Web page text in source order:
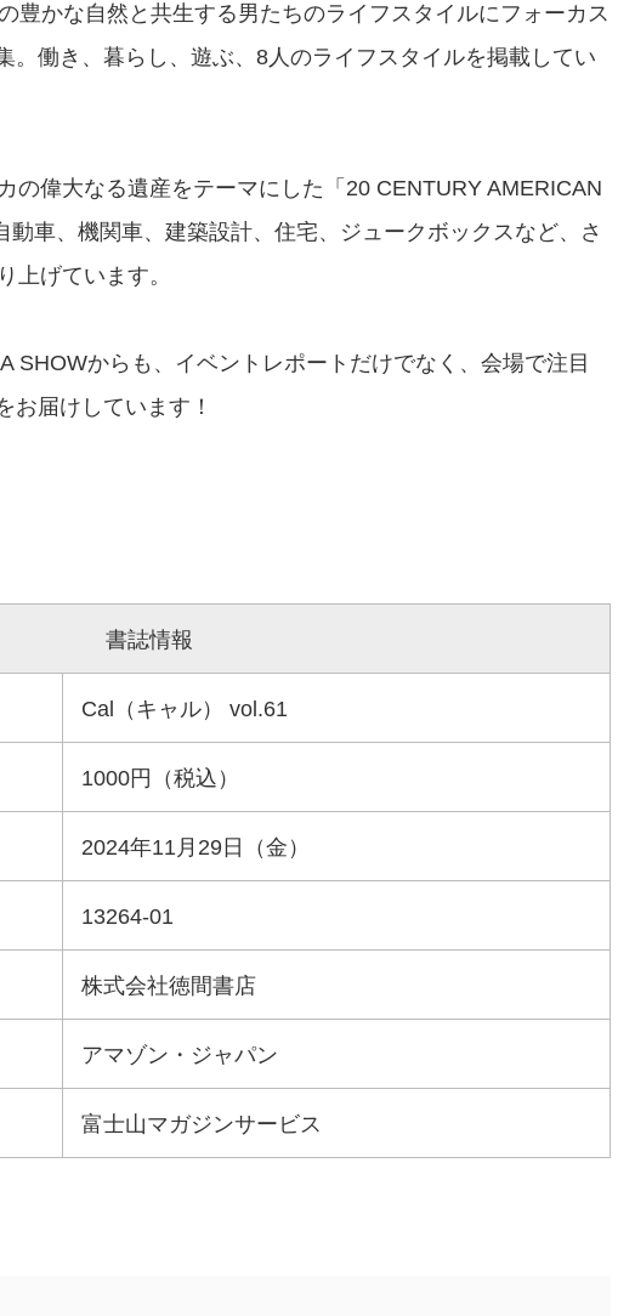
豊かな自然と共生する男たちのライフスタイルにフォーカス
。働き、暮らし、遊ぶ、8人のライフスタイルを掲載してい
の偉大なる遺産をテーマにした「20 CENTURY AMERICAN
車、機関車、建築設計、住宅、ジュークボックスなど、さ
上げています。
SHOWからも、イベントレポートだけでなく、会場で注目
お届けしています！
書誌情報
Cal（キャル） vol.61
1000円（税込）
2024年11月29日（金）
13264-01
株式会社徳間書店
アマゾン・ジャパン
富士山マガジンサービス